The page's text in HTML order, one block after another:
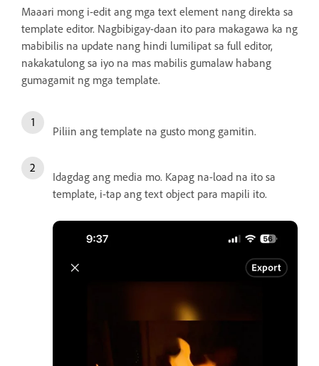
Maaari mong i-edit ang mga text element nang direkta sa
template editor. Nagbibigay-daan ito para makagawa ka ng
mabibilis na update nang hindi lumilipat sa full editor,
nakakatulong sa iyo na mas mabilis gumalaw habang
gumagamit ng mga template.
Piliin ang template na gusto mong gamitin.
Idagdag ang media mo. Kapag na-load na ito sa
template, i-tap ang text object para mapili ito.